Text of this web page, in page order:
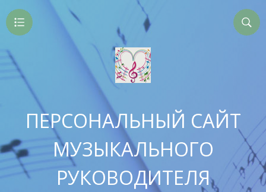
ПЕРСОНАЛЬНЫЙ САЙТ
МУЗЫКАЛЬНОГО
РУКОВОДИТЕЛЯ